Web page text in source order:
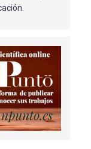
POS-